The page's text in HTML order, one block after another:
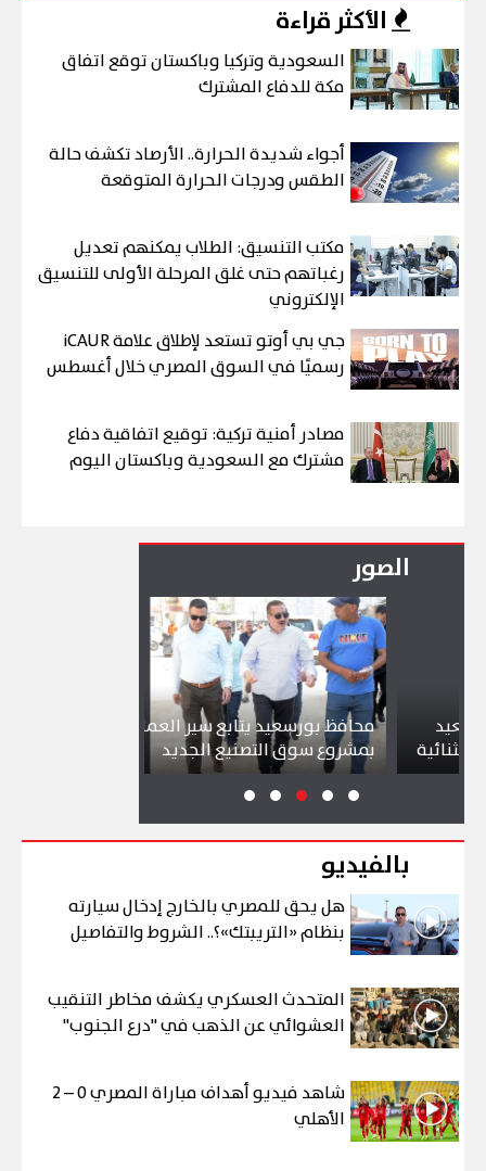
الأكثر قراءة
السعودية وتركيا وباكستان توقع اتفاق
مكة للدفاع المشترك
أجواء شديدة الحرارة.. الأرصاد تكشف حالة
الطقس ودرجات الحرارة المتوقعة
مكتب التنسيق: الطلاب يمكنهم تعديل
رغباتهم حتى غلق المرحلة الأولى للتنسيق
الإلكتروني
جي بي أوتو تستعد لإطلاق علامة iCAUR
رسميًا في السوق المصري خلال أغسطس
مصادر أمنية تركية: توقيع اتفاقية دفاع
مشترك مع السعودية وباكستان اليوم
الصور
محافظ بورسعيد يتابع سير العمل
بمشروع سوق التصنيع الجديد
بالفيديو
هل يحق للمصري بالخارج إدخال سيارته
بنظام «التريبتك»؟.. الشروط والتفاصيل
المتحدث العسكري يكشف مخاطر التنقيب
العشوائي عن الذهب في "درع الجنوب"
شاهد فيديو أهداف مباراة المصري 0 – 2
الأهلي